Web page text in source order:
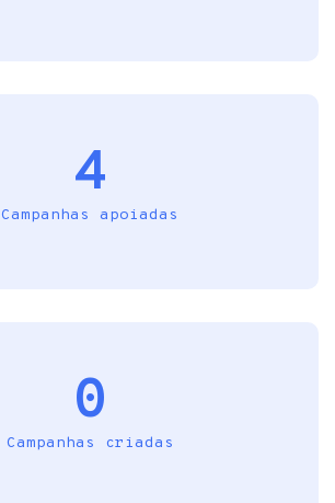
4
Campanhas apoiadas
0
Campanhas criadas